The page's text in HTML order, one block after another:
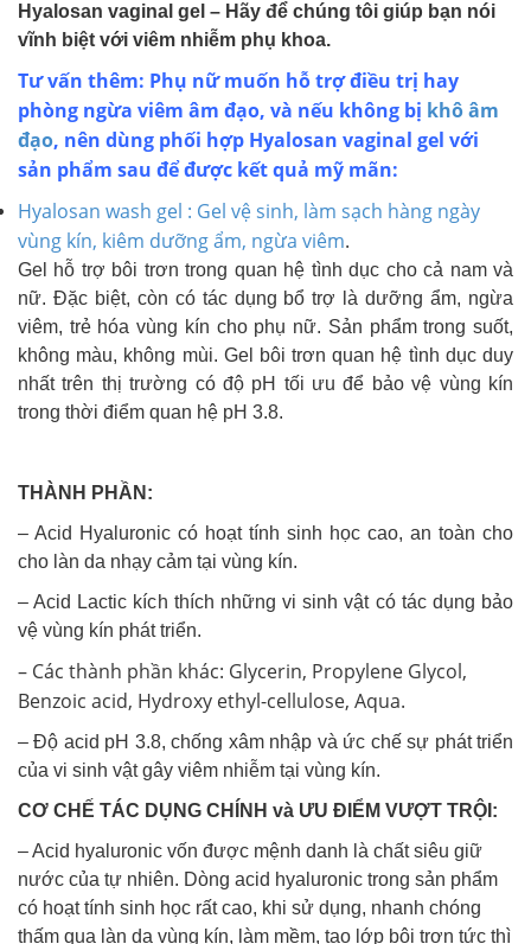
Hyalosan vaginal gel – Hãy để chúng tôi giúp bạn nói
vĩnh biệt với viêm nhiễm phụ khoa.
Tư vấn thêm: Phụ nữ muốn hỗ trợ điều trị hay
phòng ngừa viêm âm đạo, và nếu không bị khô âm
đạo, nên dùng phối hợp Hyalosan vaginal gel với
sản phẩm sau để được kết quả mỹ mãn:
Hyalosan wash gel : Gel vệ sinh, làm sạch hàng ngày
vùng kín, kiêm dưỡng ẩm, ngừa viêm.
Gel hỗ trợ bôi trơn trong quan hệ tình dục cho cả nam và
nữ. Đặc biệt, còn có tác dụng bổ trợ là dưỡng ẩm, ngừa
viêm, trẻ hóa vùng kín cho phụ nữ. Sản phẩm trong suốt,
không màu, không mùi. Gel bôi trơn quan hệ tình dục duy
nhất trên thị trường có độ pH tối ưu để bảo vệ vùng kín
trong thời điểm quan hệ pH 3.8.
THÀNH PHẦN:
– Acid Hyaluronic có hoạt tính sinh học cao, an toàn cho
cho làn da nhạy cảm tại vùng kín.
– Acid Lactic kích thích những vi sinh vật có tác dụng bảo
vệ vùng kín phát triển.
– Các thành phần khác: Glycerin, Propylene Glycol,
Benzoic acid, Hydroxy ethyl-cellulose, Aqua.
– Độ acid pH 3.8, chống xâm nhập và ức chế sự phát triển
của vi sinh vật gây viêm nhiễm tại vùng kín.
CƠ CHẾ TÁC DỤNG CHÍNH và ƯU ĐIỂM VƯỢT TRỘI:
– Acid hyaluronic vốn được mệnh danh là chất siêu giữ
nước của tự nhiên. Dòng acid hyaluronic trong sản phẩm
có hoạt tính sinh học rất cao, khi sử dụng, nhanh chóng
thấm qua làn da vùng kín, làm mềm, tạo lớp bôi trơn tức thì